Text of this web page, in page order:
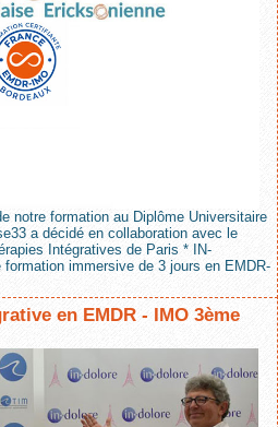
notre formation au Diplôme Universitaire
a décidé en collaboration avec le
Intégratives de Paris * IN-
formation immersive de 3 jours en EMDR-
en EMDR - IMO 3ème